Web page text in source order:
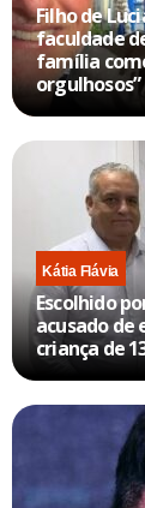
Filho de
faculdade
família
orgulhosos”
Kátia Flávia
Escolhido
acusado de
criança de